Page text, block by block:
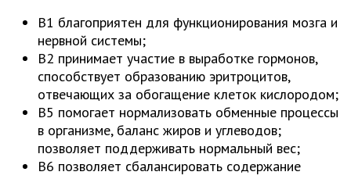
В1 благоприятен для функционирования мозга и
нервной системы;
В2 принимает участие в выработке гормонов,
способствует образованию эритроцитов,
отвечающих за обогащение клеток кислородом;
В5 помогает нормализовать обменные процессы
в организме, баланс жиров и углеводов;
позволяет поддерживать нормальный вес;
В6 позволяет сбалансировать содержание